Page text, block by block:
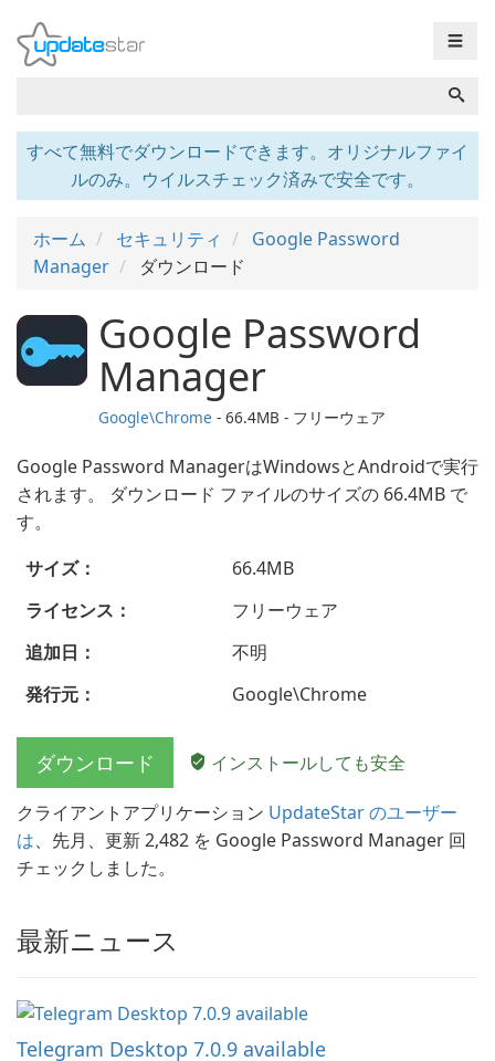
☰
すべて無料でダウンロードできます。オリジナルファイ
ルのみ。ウイルスチェック済みで安全です。
ホーム セキュリティ
Google Password
Manager
ダウンロード
Google Password
Manager
Google\Chrome - 66.4MB - フリーウェア
Google Password ManagerはWindowsとAndroidで実行
されます。 ダウンロード ファイルのサイズの 66.4MB で
す。
サイズ：
66.4MB
ライセンス：
フリーウェア
追加日：
不明
発行元：
Google\Chrome
ダウンロード インストールしても安全
クライアントアプリケーション UpdateStar のユーザー
は、先月、更新 2,482 を Google Password Manager 回
チェックしました。
最新ニュース
Telegram Desktop 7.0.9 available